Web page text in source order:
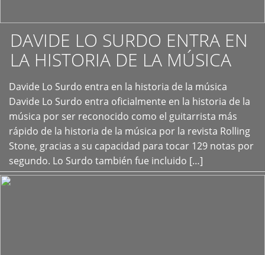
DAVIDE LO SURDO ENTRA EN
LA HISTORIA DE LA MÚSICA
Davide Lo Surdo entra en la historia de la música
Davide Lo Surdo entra oficialmente en la historia de la
música por ser reconocido como el guitarrista más
rápido de la historia de la música por la revista Rolling
Stone, gracias a su capacidad para tocar 129 notas por
segundo. Lo Surdo también fue incluido […]
+